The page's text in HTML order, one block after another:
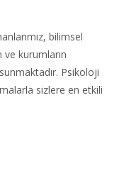
bilimsel
ve kurumların
Psikoloji
sizlere en etkili